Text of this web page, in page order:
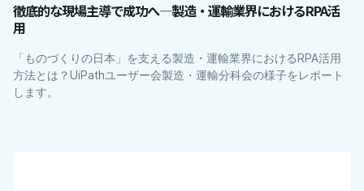
徹底的な現場主導で成功へ―製造・運輸業界におけるRPA活
用
「ものづくりの日本」を支える製造・運輸業界におけるRPA活用
方法とは？UiPathユーザー会製造・運輸分科会の様子をレポート
します。